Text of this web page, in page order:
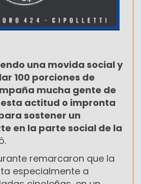
una movida social y
100 porciones de
mucha gente de
esta actitud o impronta
sostener un
en la parte social de la
remarcaron que la
especialmente a